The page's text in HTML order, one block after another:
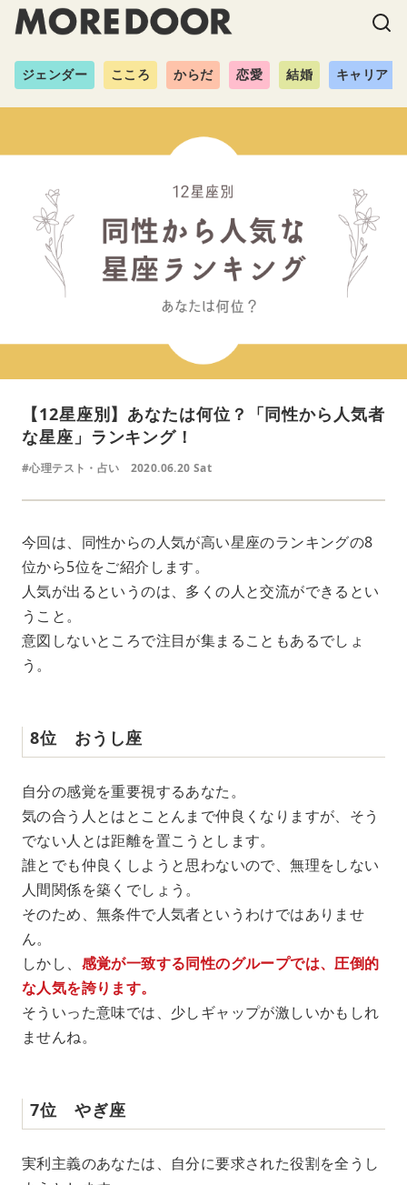
ジェンダー こころ からだ 恋愛 結婚 キャリア
【12星座別】あなたは何位？「同性から人気者
な星座」ランキング！
#心理テスト・占い 2020.06.20 Sat
今回は、同性からの人気が高い星座のランキングの8
位から5位をご紹介します。
人気が出るというのは、多くの人と交流ができるとい
うこと。
意図しないところで注目が集まることもあるでしょ
う。
8位 おうし座
自分の感覚を重要視するあなた。
気の合う人とはとことんまで仲良くなりますが、そう
でない人とは距離を置こうとします。
誰とでも仲良くしようと思わないので、無理をしない
人間関係を築くでしょう。
そのため、無条件で人気者というわけではありませ
ん。
しかし、 感覚が一致する同性のグループでは、圧倒的
な人気を誇ります。
そういった意味では、少しギャップが激しいかもしれ
ませんね。
7位 やぎ座
実利主義のあなたは、自分に要求された役割を全うし